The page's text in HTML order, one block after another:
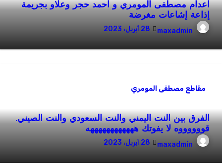
اعدام مصطفى المومري و احمد حجر وعلاو بجريمة
إذاعة إشاعات مغرضة
maxadmin 28 أبريل، 2023
مقاطع مصطفى المومري
الفرق بين النت اليمني والنت السعودي والنت الصيني.
قووووووه لا يفوتك ههههههههههههه
maxadmin 28 أبريل، 2023